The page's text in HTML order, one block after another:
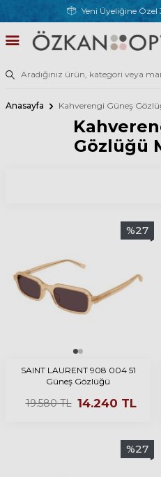
Yeni Üyeliğine Özel
Anasayfa Kahverengi Güneş
Gözlüğü
%27
SAINT LAURENT 908 004 51
Güneş Gözlüğü
19.580TL 14.240 TL
%27